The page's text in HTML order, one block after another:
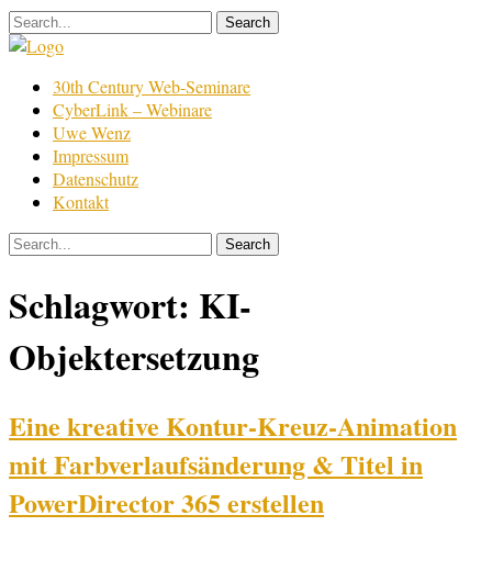
Skip
to
Film
Bearbeitung
30th Century Web-Seminare
CyberLink – Webinare
Uwe Wenz
Impressum
Datenschutz
Kontakt
Schlagwort: KI-
Objektersetzung
Eine kreative Kontur-Kreuz-Animation
mit Farbverlaufsänderung & Titel in
PowerDirector 365 erstellen